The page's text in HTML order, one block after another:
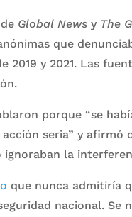
Global Newsy The
que
2019 y 2021. Las
porque “se
seria” y afirmó
la
que nunca admitiría
nacional. Se